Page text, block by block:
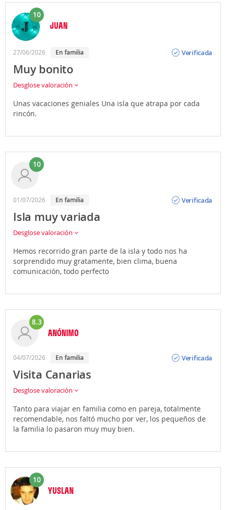
10
JUAN
27/06/2026 En familia
Verificada
Muy bonito
Desglose valoración
Unas vacaciones geniales Una isla que atrapa por cada
rincón.
10
01/07/2026 En familia
Verificada
Isla muy variada
Desglose valoración
Hemos recorrido gran parte de la isla y todo nos ha
sorprendido muy gratamente, bien clima, buena
comunicación, todo perfecto
8.3
ANÓNIMO
04/07/2026 En familia
Verificada
Visita Canarias
Desglose valoración
Tanto para viajar en familia como en pareja, totalmente
recomendable, nos faltó mucho por ver, los pequeños de
la familia lo pasaron muy muy bien.
10
YUSLAN